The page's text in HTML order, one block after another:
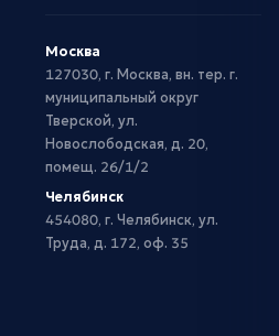
Москва
127030, г. Москва, вн. тер. г.
муниципальный округ
Тверской, ул.
Новослободская, д. 20,
помещ. 26/1/2
Челябинск
454080, г. Челябинск, ул.
Труда, д. 172, оф. 35